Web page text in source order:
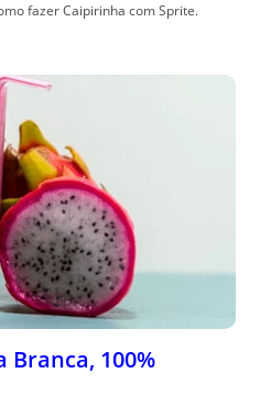
fazer Caipirinha com Sprite.
100%